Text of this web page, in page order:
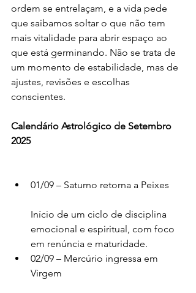
ordem se entrelaçam, e a vida pede
que saibamos soltar o que não tem
mais vitalidade para abrir espaço ao
que está germinando. Não se trata de
um momento de estabilidade, mas de
ajustes, revisões e escolhas
conscientes.
Calendário Astrológico de Setembro
2025
01/09 – Saturno retorna a Peixes
Início de um ciclo de disciplina
emocional e espiritual, com foco
em renúncia e maturidade.
02/09 – Mercúrio ingressa em
Virgem